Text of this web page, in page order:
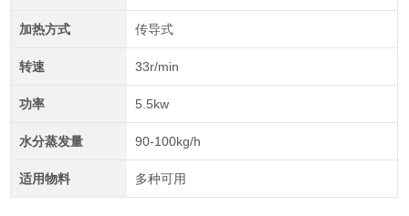
加热方式 传导式
转速 33r/min
功率 5.5kw
水分蒸发量 90-100kg/h
适用物料 多种可用